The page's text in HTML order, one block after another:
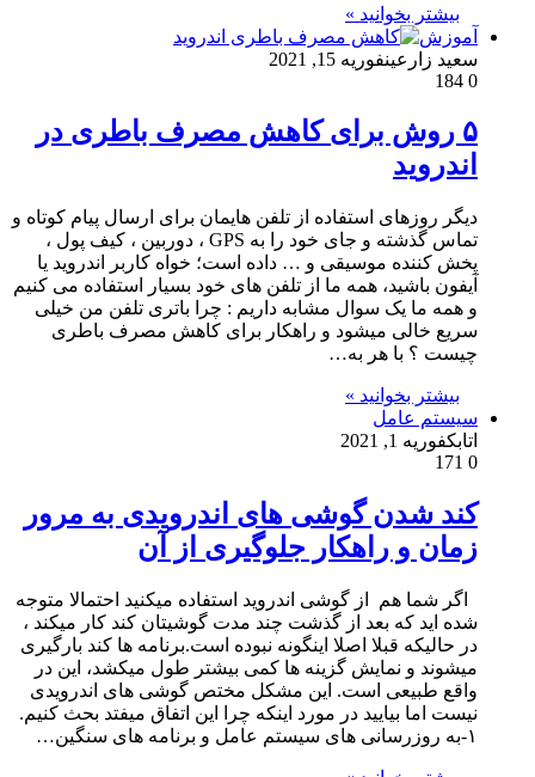
بیشتر بخوانید »
آموزش
سعید زارعینفوریه 15, 2021
0
۵ روش برای کاهش مصرف باطری در
اندروید
دیگر روزهای استفاده از تلفن هایمان برای ارسال پیام کوتاه و
تماس گذشته و جای خود را به GPS ، دوربین ، کیف پول ،
پخش کننده موسیقی و … داده است؛ خواه کاربر اندروید یا
آیفون باشید، همه ما از تلفن های خود بسیار استفاده می کنیم
و همه ما یک سوال مشابه داریم : چرا باتری تلفن من خیلی
سریع خالی میشود و راهکار برای کاهش مصرف باطری
چیست ؟ با هر به…
بیشتر بخوانید »
سیستم عامل
اتابکفوریه 1, 2021
0
کند شدن گوشی های اندرویدی به مرور
زمان و راهکار جلوگیری از آن
اگر شما هم از گوشی اندروید استفاده میکنید احتمالا متوجه
شده اید که بعد از گذشت چند مدت گوشیتان کند کار میکند ،
در حالیکه قبلا اصلا اینگونه نبوده است.برنامه ها کند بارگیری
میشوند و نمایش گزینه ها کمی بیشتر طول میکشد، این در
واقع طبیعی است. این مشکل مختص گوشی های اندرویدی
نیست اما بیایید در مورد اینکه چرا این اتفاق میفتد بحث کنیم.
۱-به روزرسانی های سیستم عامل و برنامه های سنگین…